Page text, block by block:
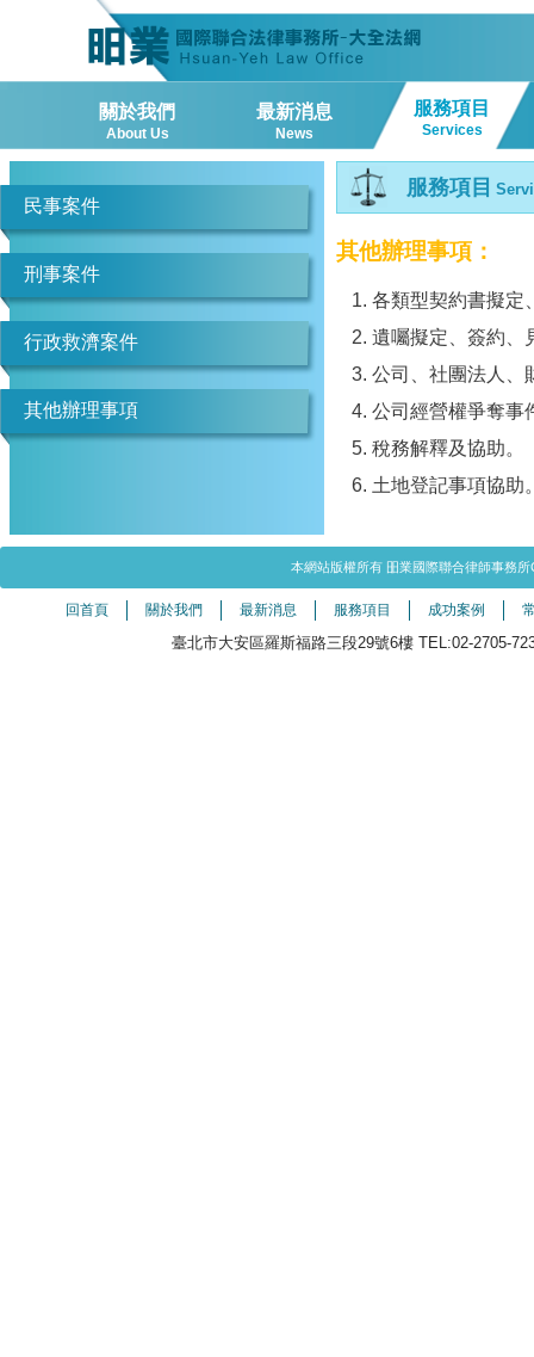
關於我們
About Us
最新消息
News
服務項目
Services
民事案件
刑事案件
行政救濟案件
其他辦理事項
服務項目
其他辦理事項：
各類型契約書擬定
遺囑擬定、簽約、
公司、社團法人、
公司經營權爭奪事
稅務解釋及協助。
土地登記事項協助
本網站版權所有 昍業國際聯合律師事務
回首頁 關於我們 最新消息 服務項目 成功案例
臺北市大安區羅斯福路三段29號6樓 TEL:02-2705-